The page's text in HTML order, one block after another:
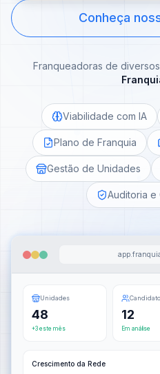
Conheça
Franqueadoras de
Viabilidade com IA
Plano de Franquia
Gestão de Unidades
Auditoria e
Unidades
48
+3 este mês
12
Em análise
Crescimento da Rede